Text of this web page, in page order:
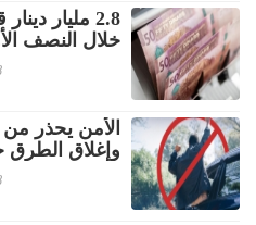
2.8 مليار
خلال النصف
الأمن يحذر من
وإغلاق الطرق